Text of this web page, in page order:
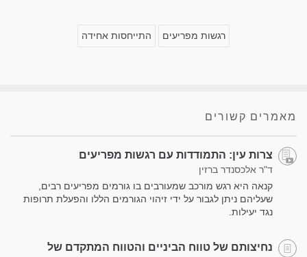
רגשות מפריעים התייחסות אחידה
מאמרים קשורים
צרות עין: התמודדות עם רגשות מפריעים
ד"ר אלכסנדר ברזין
קנאה היא רגש מורכב שמעורבים בו גורמים מפריעים רבים,
שעליהם ניתן לגבור על ידי זיהוי הגורמים הללו והפעלת תרופות
נגד יעילות.
נחיצותם של טווח הביניים והטווח המתקדם של